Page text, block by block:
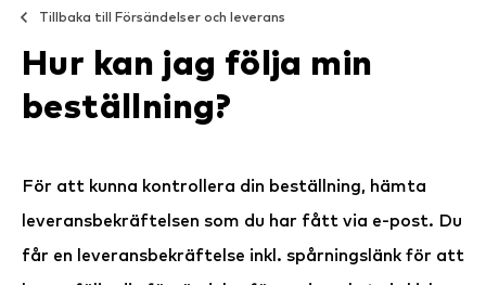
Tillbaka till Försändelser och leverans
Hur kan jag följa min
beställning?
För att kunna kontrollera din beställning, hämta
leveransbekräftelsen som du har fått via e-post. Du
får en leveransbekräftelse inkl. spårningslänk för att